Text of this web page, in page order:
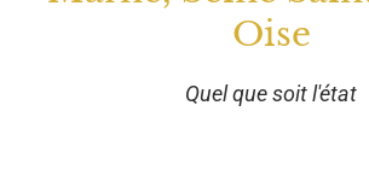
Oise
Quel que soit l'état